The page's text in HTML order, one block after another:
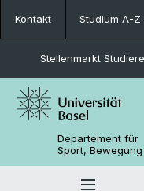
Kontakt Studium A-Z
Stellenmarkt
Departement für
Sport,